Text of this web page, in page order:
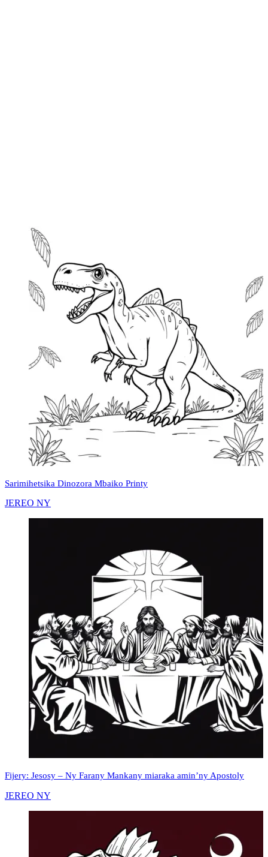
Sarimihetsika Dinozora Mbaiko Printy
JEREO NY
Fijery: Jesosy – Ny Farany Mankany miaraka amin’ny Apostoly
JEREO NY